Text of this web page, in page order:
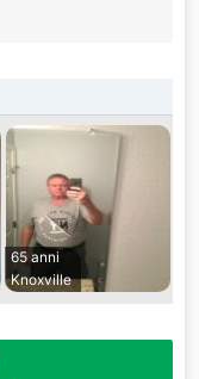
65 anni
Knoxville